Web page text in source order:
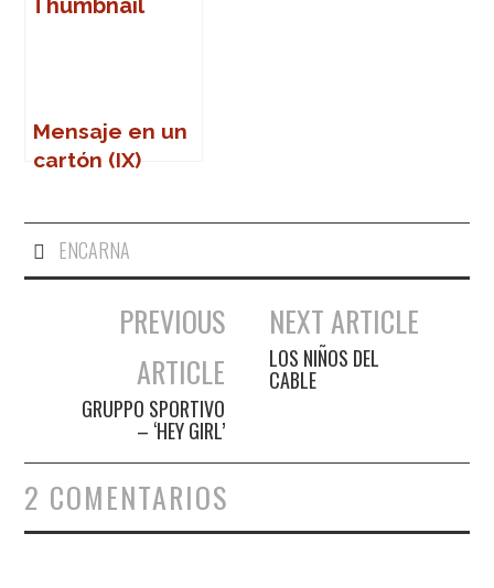
Mensaje en un
cartón (IX)
ENCARNA
Navegación de entradas
PREVIOUS
ARTICLE
GRUPPO SPORTIVO
– ‘HEY GIRL’
NEXT ARTICLE
LOS NIÑOS DEL
CABLE
2 COMENTARIOS